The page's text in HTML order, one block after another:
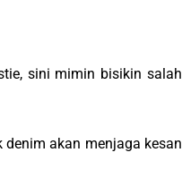
sini mimin bisikin salah
denim akan menjaga kesan